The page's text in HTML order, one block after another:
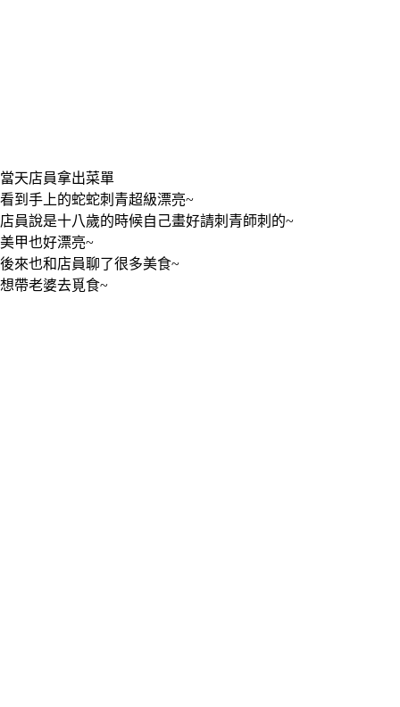
當天店員拿出菜單
看到手上的蛇蛇刺青超級漂亮~
店員說是十八歲的時候自己畫好請刺青師刺的~
美甲也好漂亮~
後來也和店員聊了很多美食~
想帶老婆去覓食~